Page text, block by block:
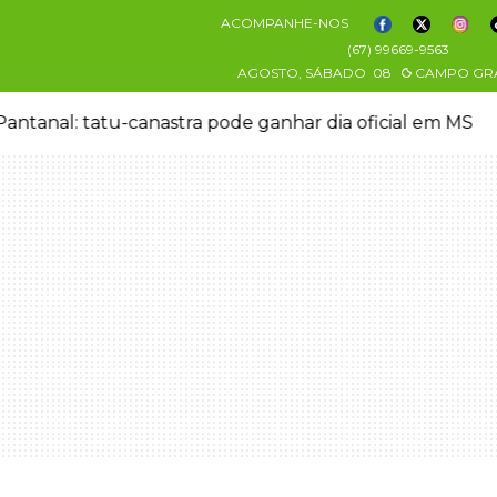
ACOMPANHE-NOS
(67) 99669-9563
AGOSTO, SÁBADO 08 CAMPO
tatu-canastra pode ganhar dia oficial em MS